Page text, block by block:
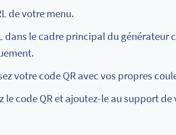
de votre menu.
dans le cadre principal du générateur
votre code QR avec vos propres
le code QR et ajoutez-le au support de